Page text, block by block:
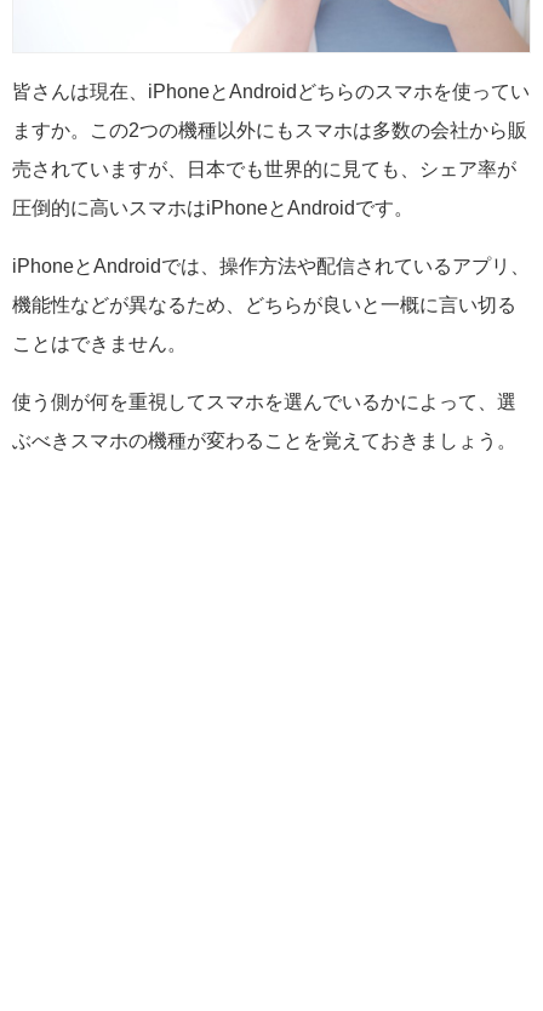
皆さんは現在、iPhoneとAndroidどちらのスマホを使ってい
ますか。この2つの機種以外にもスマホは多数の会社から販
売されていますが、日本でも世界的に見ても、シェア率が
圧倒的に高いスマホはiPhoneとAndroidです。
iPhoneとAndroidでは、操作方法や配信されているアプリ、
機能性などが異なるため、どちらが良いと一概に言い切る
ことはできません。
使う側が何を重視してスマホを選んでいるかによって、選
ぶべきスマホの機種が変わることを覚えておきましょう。